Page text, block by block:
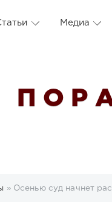
Медиа
П О Р
» Осенью суд начнет